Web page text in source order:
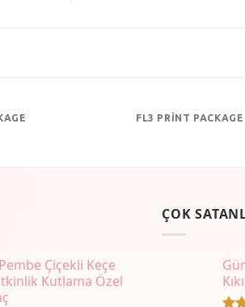
FL3 PRINT PACKAGE
Çiçekli Keçe
Kutlama Özel
ÇOK